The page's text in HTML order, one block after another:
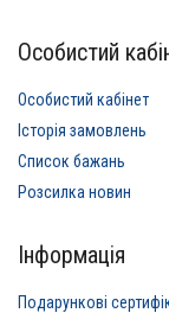
Особистий
Особистий кабінет
Історія замовлень
Список бажань
Розсилка новин
Інформація
Подарункові